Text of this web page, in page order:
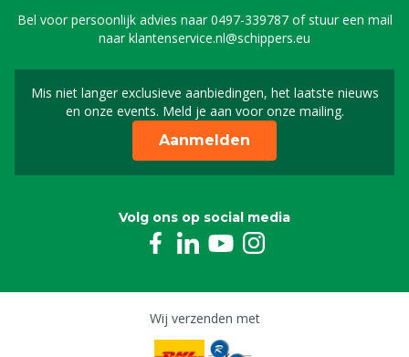
Bel voor persoonlijk advies naar0497-339787of stuur een mail
naarklantenservice.nl@schippers.eu
Mis niet langer exclusieve aanbiedingen, het laatste nieuws
en onze events. Meld je aan voor onze mailing.
Schrijf je in voor onze
Aanmelden
Volg ons op social media
Wij verzenden met